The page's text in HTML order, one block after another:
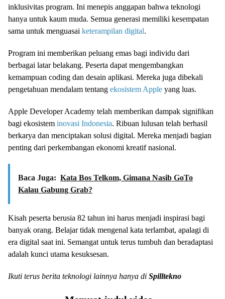
inklusivitas program. Ini menepis anggapan bahwa teknologi
hanya untuk kaum muda. Semua generasi memiliki kesempatan
sama untuk menguasai keterampilan digital.
Program ini memberikan peluang emas bagi individu dari
berbagai latar belakang. Peserta dapat mengembangkan
kemampuan coding dan desain aplikasi. Mereka juga dibekali
pengetahuan mendalam tentang ekosistem Apple yang luas.
Apple Developer Academy telah memberikan dampak signifikan
bagi ekosistem inovasi Indonesia. Ribuan lulusan telah berhasil
berkarya dan menciptakan solusi digital. Mereka menjadi bagian
penting dari perkembangan ekonomi kreatif nasional.
Baca Juga: Kata Bos Telkom, Gimana Nasib GoTo
Kalau Gabung Grab?
Kisah peserta berusia 82 tahun ini harus menjadi inspirasi bagi
banyak orang. Belajar tidak mengenal kata terlambat, apalagi di
era digital saat ini. Semangat untuk terus tumbuh dan beradaptasi
adalah kunci utama kesuksesan.
Ikuti terus berita teknologi lainnya hanya di Spilltekno